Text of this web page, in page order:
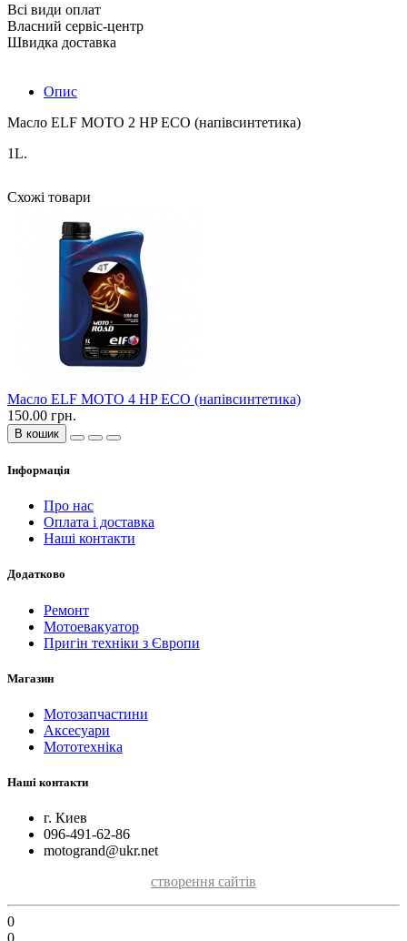
Всі види оплат
Власний сервіс-центр
Швидка доставка
Опис
Масло ELF MOTO 2 HP ECO (напівсинтетика)
1L.
Схожі товари
Масло ELF MOTO 4 HP ECO (напівсинтетика)
150.00 грн.
В кошик
Інформація
Про нас
Оплата і доставка
Наші контакти
Додатково
Ремонт
Мотоевакуатор
Пригін техніки з Європи
Магазин
Мотозапчастини
Аксесуари
Мототехніка
Наші контакти
г. Киев
096-491-62-86
motogrand@ukr.net
створення сайтів
0